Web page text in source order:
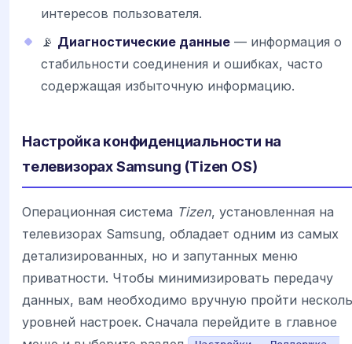
интересов пользователя.
📡 Диагностические данные — информация о
стабильности соединения и ошибках, часто
содержащая избыточную информацию.
Настройка конфиденциальности на
телевизорах Samsung (Tizen OS)
Операционная система Tizen, установленная на
телевизорах Samsung, обладает одним из самых
детализированных, но и запутанных меню
приватности. Чтобы минимизировать передачу
данных, вам необходимо вручную пройти
уровней настроек. Сначала перейдите в главное